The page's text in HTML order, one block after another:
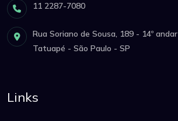
11 2287-7080
Rua Soriano de Sousa, 189 - 14º andar
Tatuapé - São Paulo - SP
Links